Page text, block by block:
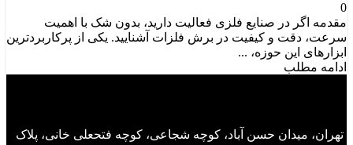
0
مقدمه اگر در صنایع فلزی فعالیت دارید، بدون شک با اهمیت
سرعت، دقت و کیفیت در برش فلزات آشنایید. یکی از پرکاربردترین
ابزارهای این حوزه، ...
ادامه مطلب
تهران، میدان حسن آباد، کوچه شجاعی، کوچه فتحعلی خانی، پلاک